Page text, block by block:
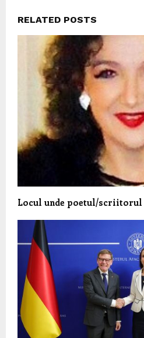
RELATED POSTS
Locul unde poetul/